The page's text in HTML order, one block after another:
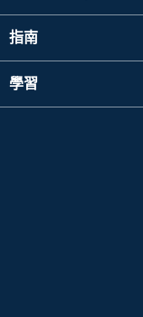
指南
學習